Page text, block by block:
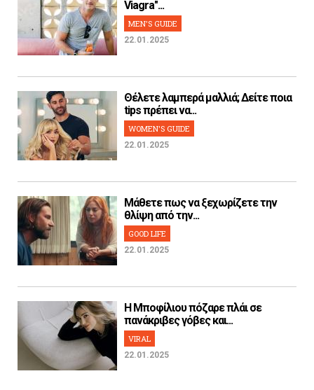
Viagra"...
MEN'S GUIDE
22.01.2025
Θέλετε λαμπερά μαλλιά; Δείτε ποια
tips πρέπει να...
WOMEN'S GUIDE
22.01.2025
Μάθετε πως να ξεχωρίζετε την
θλίψη από την...
GOOD LIFE
22.01.2025
H Μποφίλιου πόζαρε πλάι σε
πανάκριβες γόβες και...
VIRAL
22.01.2025